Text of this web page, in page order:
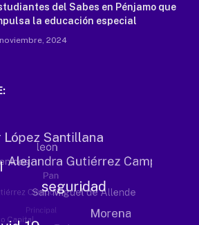
del Sabes en Pénjamo que
la educación especial
2024